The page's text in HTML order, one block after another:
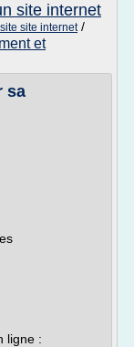
site internet
site internet/
et
sa
ligne :